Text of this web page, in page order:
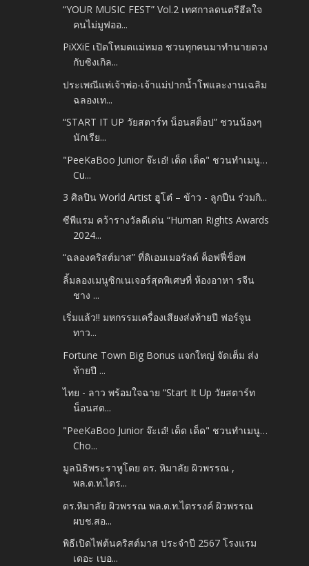
“YOUR MUSIC FEST” Vol.2 เทศกาลดนตรีฮีลใจ
คนไม่มูฟออ...
PiXXiE เปิดโหมดแม่หมอ ชวนทุกคนมาทำนายดวง
กับซิงเกิล...
ประเพณีแห่เจ้าพ่อ-เจ้าแม่ปากน้ำโพและงานเฉลิม
ฉลองเท...
“START IT UP วัยสตาร์ท น็อนสต็อป” ชวนน้องๆ
นักเรีย...
"PeeKaBoo Junior จ๊ะเอ๋! เด็ด เด็ด" ชวนทำเมนู…
Cu...
3 ศิลปิน World Artist ฮูโต๋ – ข้าว - ลูกปืน ร่วมกิ...
ซีพีแรม คว้ารางวัลดีเด่น “Human Rights Awards
2024...
“ฉลองคริสต์มาส” ที่ดิเอมเมอรัลด์ ค็อฟฟี่ช็อพ
ลิ้มลองเมนูซิกเนเจอร์สุดพิเศษที่ ห้องอาหา รจีน
ชาง ...
เริ่มแล้ว!! มหกรรมเครื่องเสียงส่งท้ายปี ฟอร์จูน
ทาว...
Fortune Town Big Bonus แจกใหญ่ จัดเต็ม ส่ง
ท้ายปี ...
ไทย - ลาว พร้อมใจฉาย “Start It Up วัยสตาร์ท
น็อนสต...
"PeeKaBoo Junior จ๊ะเอ๋! เด็ด เด็ด" ชวนทำเมนู…
Cho...
มูลนิธิพระราหูโดย ดร. หิมาลัย ผิวพรรณ ,
พล.ต.ท.ไตร...
ดร.หิมาลัย ผิวพรรณ พล.ต.ท.ไตรรงค์ ผิวพรรณ
ผบช.สอ...
พิธีเปิดไฟต้นคริสต์มาส ประจำปี 2567 โรงแรม
เดอะ เบอ...